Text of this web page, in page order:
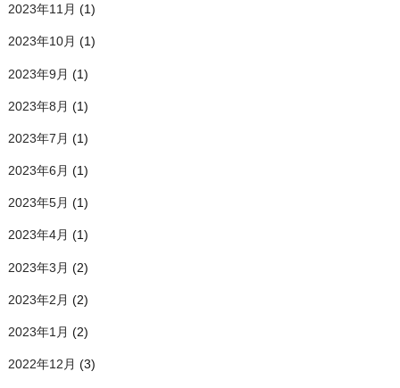
2023年11月 (1)
2023年10月 (1)
2023年9月 (1)
2023年8月 (1)
2023年7月 (1)
2023年6月 (1)
2023年5月 (1)
2023年4月 (1)
2023年3月 (2)
2023年2月 (2)
2023年1月 (2)
2022年12月 (3)